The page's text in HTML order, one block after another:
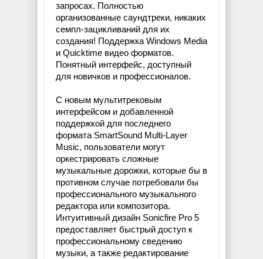
запросах. Полностью
организованные саундтреки, никаких
семпл-зацикливаний для их
создания! Поддержка Windows Media
и Quicktime видео форматов.
Понятный интерфейс, доступный
для новичков и профессионалов.
С новым мультитрековым
интерфейсом и добавленной
поддержкой для последнего
формата SmartSound Multi-Layer
Music, пользователи могут
оркестрировать сложные
музыкальные дорожки, которые бы в
противном случае потребовали бы
профессионального музыкального
редактора или композитора.
Интуитивный дизайн Sonicfire Pro 5
предоставляет быстрый доступ к
профессиональному сведению
музыки, а также редактирование